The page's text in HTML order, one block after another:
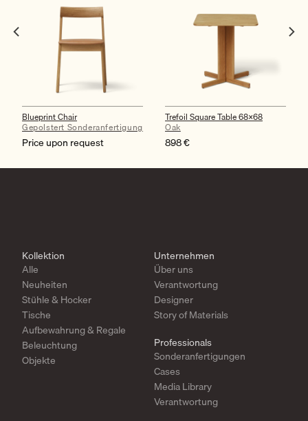
Blueprint Chair
Gepolstert Sonderanfertigung
Price upon request
Trefoil Square Table 68×68
Oak
898€
Kollektion
Alle
Neuheiten
Stühle & Hocker
Tische
Aufbewahrung & Regale
Beleuchtung
Objekte
Unternehmen
Über uns
Verantwortung
Designer
Story of Materials
Professionals
Sonderanfertigungen
Cases
Media Library
Verantwortung